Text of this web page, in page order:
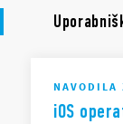
NAVODILA
iOS